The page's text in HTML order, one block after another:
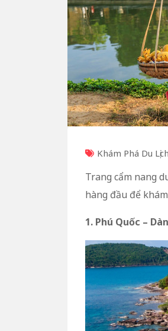
Khám Phá Du Lịch
Trang cẩm nang
hàng đầu để
1. Phú Quốc –